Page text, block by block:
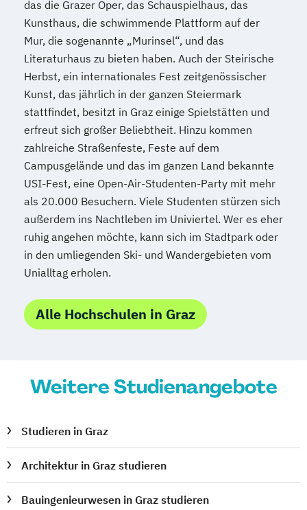
Kindheitspädagogik für Erzieher:innen
Kommunikationsdesign
Kommunikationspsychologie
Kultur- und Medienpädagogik
Logistikmanagement Logopädie
Machine Learning (EN)
Management (DE/EN) Marketing
Marketing und digitale Medien
Marketingmanagement
Master of Business Administration (DE/EN)
Mechatronik
Mediation und Konfliktmanagement
Mediendesign
Medizinische Informatik Medizintechnik
Modemanagement
Online Marketing (DE/EN)
Personalmanagement
Personalmanagement (DE/EN) Pflege
Pflegemanagement Pflegepädagogik
Physiotherapie
Product Management (DE/EN)
das die Grazer Oper, das Schauspielhaus, das
Kunsthaus, die schwimmende Plattform auf der
Mur, die sogenannte „Murinsel“, und das
Literaturhaus zu bieten haben. Auch der Steirische
Herbst, ein internationales Fest zeitgenössischer
Kunst, das jährlich in der ganzen Steiermark
stattfindet, besitzt in Graz einige Spielstätten und
erfreut sich großer Beliebtheit. Hinzu kommen
zahlreiche Straßenfeste, Feste auf dem
Campusgelände und das im ganzen Land bekannte
USI-Fest, eine Open-Air-Studenten-Party mit mehr
als 20.000 Besuchern. Viele Studenten stürzen sich
außerdem ins Nachtleben im Univiertel. Wer es eher
ruhig angehen möchte, kann sich im Stadtpark oder
in den umliegenden Ski- und Wandergebieten vom
Unialltag erholen.
Alle Hochschulen in Graz
Weitere Studienangebote
Studieren in Graz
Architektur in Graz studieren
Bauingenieurwesen in Graz studieren